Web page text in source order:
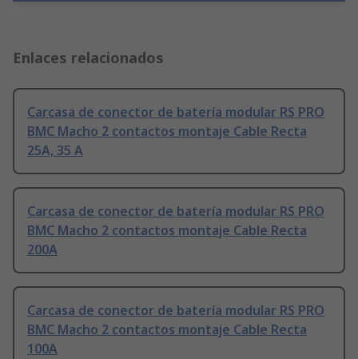
Enlaces relacionados
Carcasa de conector de batería modular RS PRO
BMC Macho 2 contactos montaje Cable Recta
25A, 35 A
Carcasa de conector de batería modular RS PRO
BMC Macho 2 contactos montaje Cable Recta
200A
Carcasa de conector de batería modular RS PRO
BMC Macho 2 contactos montaje Cable Recta
100A